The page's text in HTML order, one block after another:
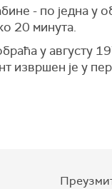
- по једна у
20 минута.
у августу
извршен је у